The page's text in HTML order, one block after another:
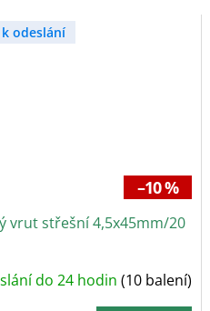
odeslání
–10 %
vrut střešní 4,5x45mm/20
do 24 hodin (10 balení)